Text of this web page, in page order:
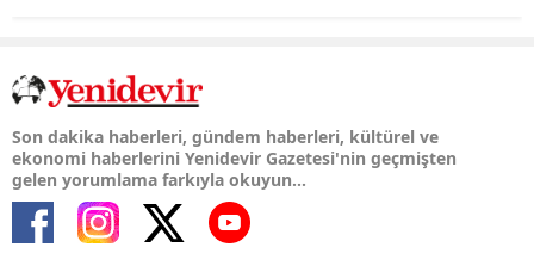
Son dakika haberleri, gündem haberleri, kültürel ve
ekonomi haberlerini Yenidevir Gazetesi'nin geçmişten
gelen yorumlama farkıyla okuyun...